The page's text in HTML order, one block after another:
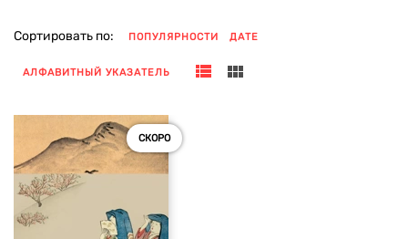
Сортировать по: ПОПУЛЯРНОСТИ ДАТЕ
АЛФАВИТНЫЙ УКАЗАТЕЛЬ
СКОРО